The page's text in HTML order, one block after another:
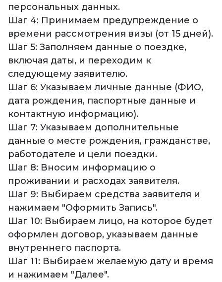
персональных данных.
Шаг 4: Принимаем предупреждение о
времени рассмотрения визы (от 15 дней).
Шаг 5: Заполняем данные о поездке,
включая даты, и переходим к
следующему заявителю.
Шаг 6: Указываем личные данные (ФИО,
дата рождения, паспортные данные и
контактную информацию).
Шаг 7: Указываем дополнительные
данные о месте рождения, гражданстве,
работодателе и цели поездки.
Шаг 8: Вносим информацию о
проживании и расходах заявителя.
Шаг 9: Выбираем средства заявителя и
нажимаем "Оформить Запись".
Шаг 10: Выбираем лицо, на которое будет
оформлен договор, указываем данные
внутреннего паспорта.
Шаг 11: Выбираем желаемую дату и время
и нажимаем "Далее".